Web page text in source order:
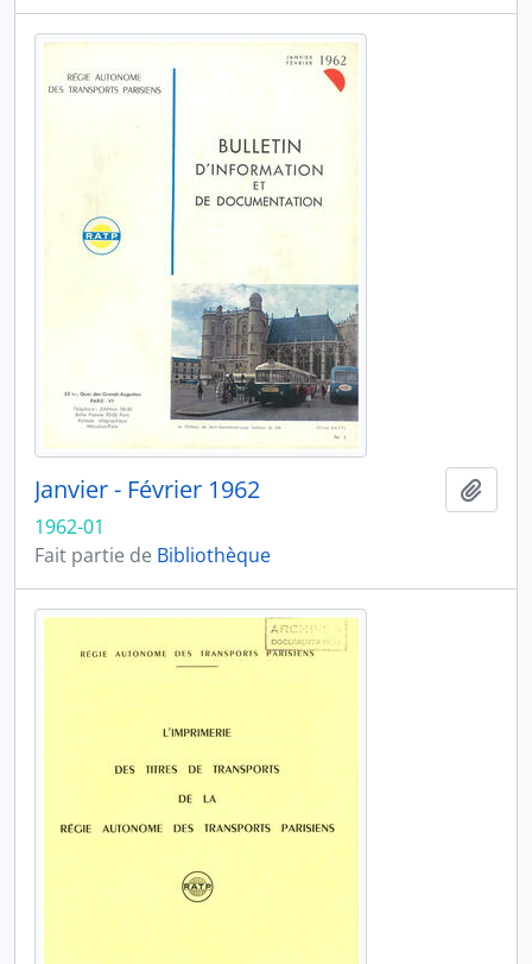
Janvier - Février 1962
1962-01
Fait partie de Bibliothèque